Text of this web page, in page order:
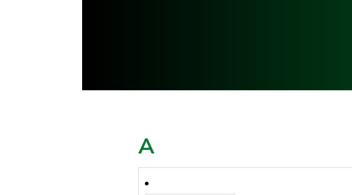
A